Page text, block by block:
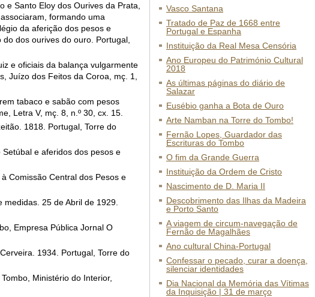
e Santo Eloy dos Ourives da Prata,
formando uma
da aferição dos pesos e
dos ourives do ouro. Portugal,
e oficiais da balança vulgarmente
Juízo dos Feitos da Coroa, mç. 1,
tabaco e sabão com pesos
Letra V, mç. 8, n.º 30, cx. 15.
1818. Portugal, Torre do
e aferidos dos pesos e
Comissão Central dos Pesos e
25 de Abril de 1929.
Empresa Pública Jornal O
1934. Portugal, Torre do
Ministério do Interior,
Vasco Santana
Tratado de Paz de 1668 entre
Portugal e Espanha
Instituição da Real Mesa Censória
Ano Europeu do Património Cultural
2018
As últimas páginas do diário de
Salazar
Eusébio ganha a Bota de Ouro
Arte Namban na Torre do Tombo!
Fernão Lopes, Guardador das
Escrituras do Tombo
O fim da Grande Guerra
Instituição da Ordem de Cristo
Nascimento de D. Maria II
Descobrimento das Ilhas da Madeira
e Porto Santo
A viagem de circum-navegação de
Fernão de Magalhães
Ano cultural China-Portugal
Confessar o pecado, curar a doença,
silenciar identidades
Dia Nacional da Memória das Vítimas
da Inquisição | 31 de março